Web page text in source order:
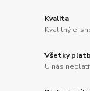
Kvalita
Kvalitný e-
Všetky
U nás